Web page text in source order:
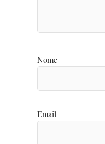
Nome
Email